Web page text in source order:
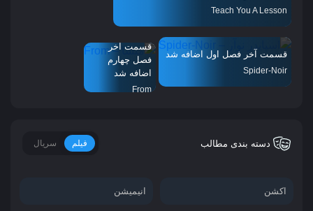
Teach You A Lesson
قسمت آخر فصل اول اضافه شد
Spider-Noir
قسمت آخر
فصل چهارم
اضافه شد
From
دسته بندی مطالب فیلم سریال
اکشن انیمیشن